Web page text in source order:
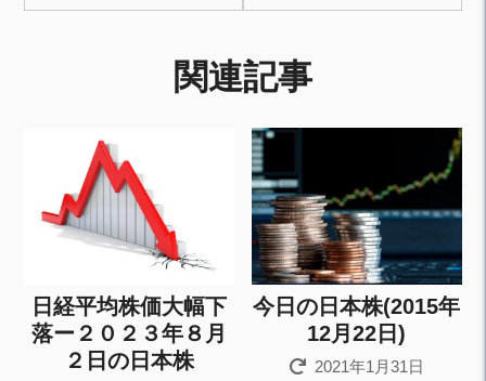
関連記事
日経平均株価大幅下
落ー２０２３年８月
２日の日本株
今日の日本株(2015年
12月22日)
2021年1月31日